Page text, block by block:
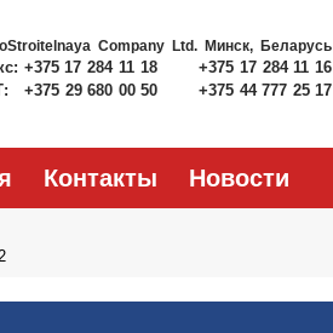
Company Ltd. Минск, Беларусь
+375 17 284 11 18
+375 17 284 11 16
+375 29 680 00 50 +375 44 777 25 17
Контакты Новости